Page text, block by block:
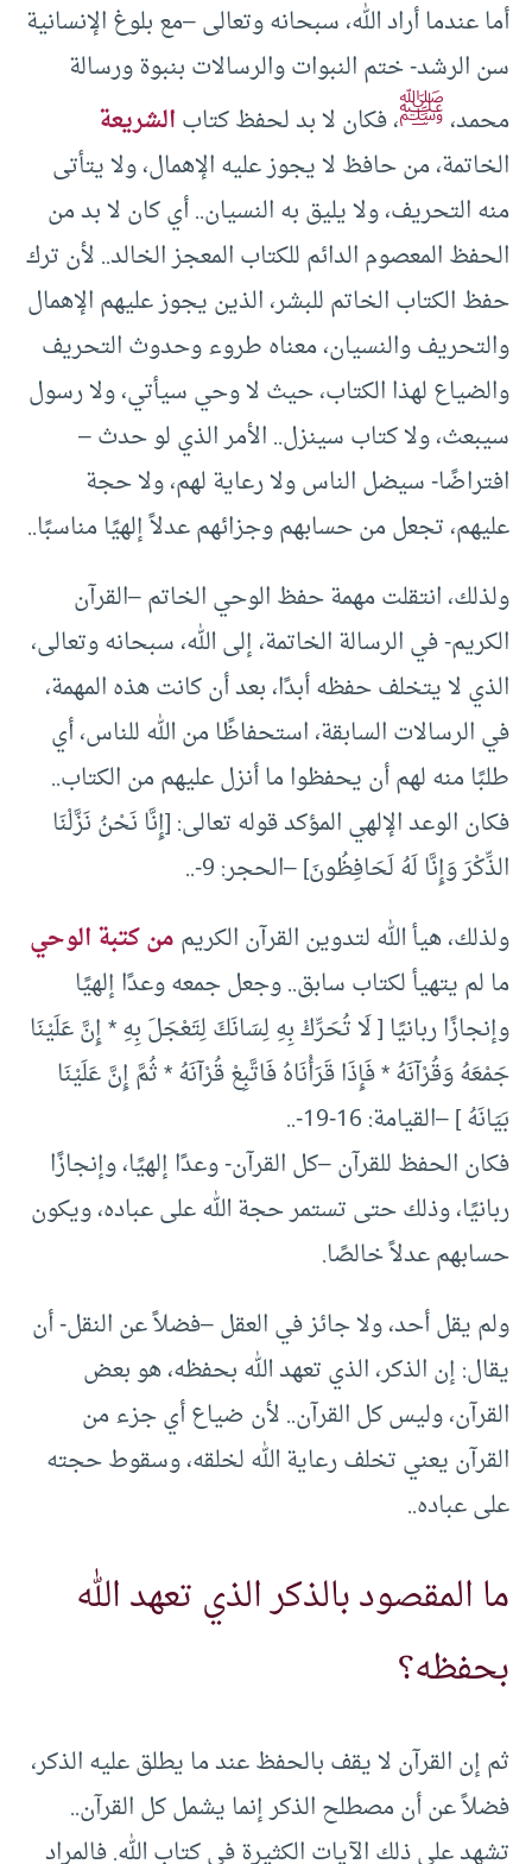
أما عندما أراد الله، سبحانه وتعالى –مع بلوغ الإنسانية
سن الرشد- ختم النبوات والرسالات بنبوة ورسالة
محمد،ﷺ، فكان لا بد لحفظ كتابالشريعة
الخاتمة، من حافظ لا يجوز عليه الإهمال، ولا يتأتى
منه التحريف، ولا يليق به النسيان.. أي كان لا بد من
الحفظ المعصوم الدائم للكتاب المعجز الخالد.. لأن ترك
حفظ الكتاب الخاتم للبشر، الذين يجوز عليهم الإهمال
والتحريف والنسيان، معناه طروء وحدوث التحريف
والضياع لهذا الكتاب، حيث لا وحي سيأتي، ولا رسول
سيبعث، ولا كتاب سينزل.. الأمر الذي لو حدث –
افتراضًا- سيضل الناس ولا رعاية لهم، ولا حجة
عليهم، تجعل من حسابهم وجزائهم عدلاً إلهيًا مناسبًا..
ولذلك، انتقلت مهمة حفظ الوحي الخاتم –القرآن
الكريم- في الرسالة الخاتمة، إلى الله، سبحانه وتعالى،
الذي لا يتخلف حفظه أبدًا، بعد أن كانت هذه المهمة،
في الرسالات السابقة، استحفاظًا من الله للناس، أي
طلبًا منه لهم أن يحفظوا ما أنزل عليهم من الكتاب..
فكان الوعد الإلهي المؤكد قوله تعالى: [إِنَّا نَحْنُ نَزَّلْنَا
الذِّكْرَ وَإِنَّا لَهُ لَحَافِظُونَ] –الحجر: 9-..
ولذلك، هيأ الله لتدوين القرآن الكريممن كتبة الوحي
ما لم يتهيأ لكتاب سابق.. وجعل جمعه وعدًا إلهيًا
وإنجازًا ربانيًا [ لَا تُحَرِّكْ بِهِ لِسَانَكَ لِتَعْجَلَ بِهِ * إِنَّ عَلَيْنَا
جَمْعَهُ وَقُرْآنَهُ * فَإِذَا قَرَأْنَاهُ فَاتَّبِعْ قُرْآنَهُ * ثُمَّ إِنَّ عَلَيْنَا
بَيَانَهُ ] –القيامة: 16-19-..
فكان الحفظ للقرآن –كل القرآن- وعدًا إلهيًا، وإنجازًا
ربانيًا، وذلك حتى تستمر حجة الله على عباده، ويكون
حسابهم عدلاً خالصًا.
ولم يقل أحد، ولا جائز في العقل –فضلاً عن النقل- أن
يقال: إن الذكر، الذي تعهد الله بحفظه، هو بعض
القرآن، وليس كل القرآن.. لأن ضياع أي جزء من
القرآن يعني تخلف رعاية الله لخلقه، وسقوط حجته
على عباده..
ما المقصود بالذكر الذي تعهد الله
بحفظه؟
ثم إن القرآن لا يقف بالحفظ عند ما يطلق عليه الذكر،
فضلاً عن أن مصطلح الذكر إنما يشمل كل القرآن..
تشهد على ذلك الآيات الكثيرة في كتاب الله. فالمراد